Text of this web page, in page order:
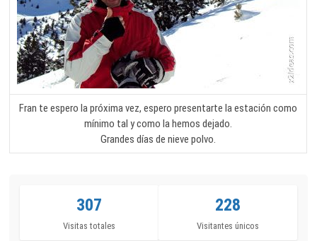
Fran te espero la próxima vez, espero presentarte la estación como
mínimo tal y como la hemos dejado.
Grandes días de nieve polvo.
307
Visitas totales
228
Visitantes únicos